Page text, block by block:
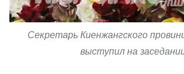
Секретарь Киенжангского
выступил на